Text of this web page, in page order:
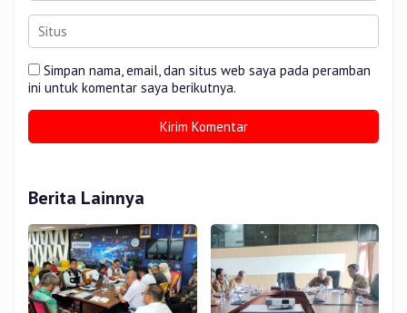
Simpan nama, email, dan situs web saya pada peramban
ini untuk komentar saya berikutnya.
Berita Lainnya